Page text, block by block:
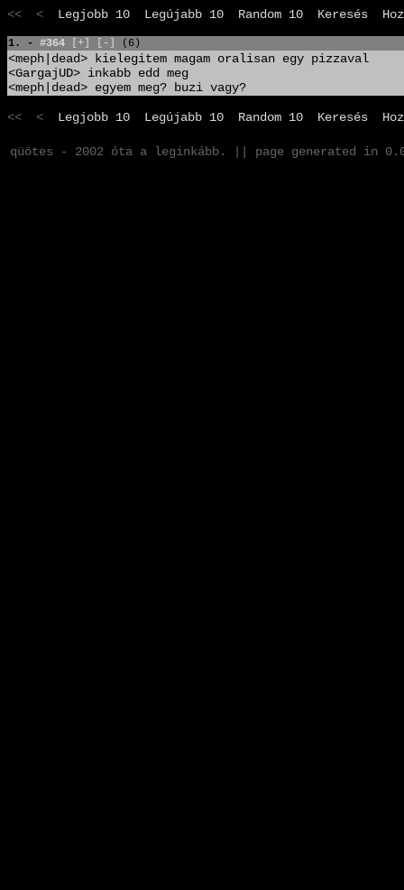
<< < Legjobb 10 Legújabb 10 Random 10 Keresés
1. - #364 [+] [-] (6)
<meph|dead> kielegitem magam oralisan egy pizzaval
<GargajUD> inkabb edd meg
<meph|dead> egyem meg? buzi vagy?
<< < Legjobb 10 Legújabb 10 Random 10 Keresés
qüötes - 2002 óta a leginkább. || page generated in